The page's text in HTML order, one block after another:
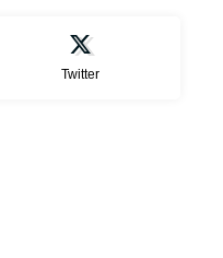
Twitter